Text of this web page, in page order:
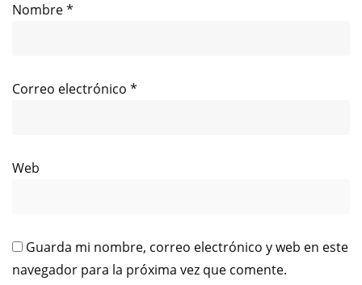
Nombre*
Correo electrónico *
Web
Guarda mi nombre, correo electrónico y web en este
navegador para la próxima vez que comente.